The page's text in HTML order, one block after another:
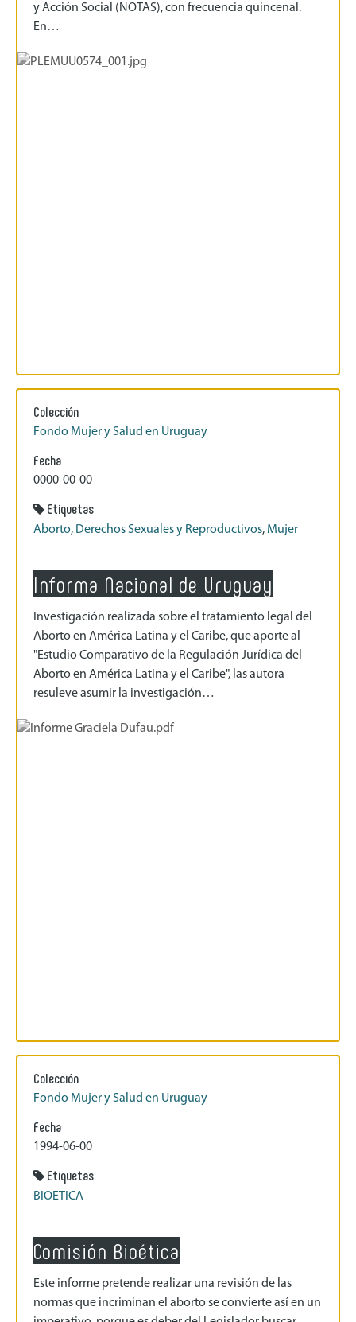
y Acción Social (NOTAS), con frecuencia quincenal.
En…
Colección
Fondo Mujer y Salud en Uruguay
Fecha
0000-00-00
Etiquetas
Aborto, Derechos Sexuales y Reproductivos, Mujer
Informa Nacional de Uruguay
Investigación realizada sobre el tratamiento legal del
Aborto en América Latina y el Caribe, que aporte al
"Estudio Comparativo de la Regulación Jurídica del
Aborto en América Latina y el Caribe", las autora
resuleve asumir la investigación…
Colección
Fondo Mujer y Salud en Uruguay
Fecha
1994-06-00
Etiquetas
BIOETICA
Comisión Bioética
Este informe pretende realizar una revisión de las
normas que incriminan el aborto se convierte así en un